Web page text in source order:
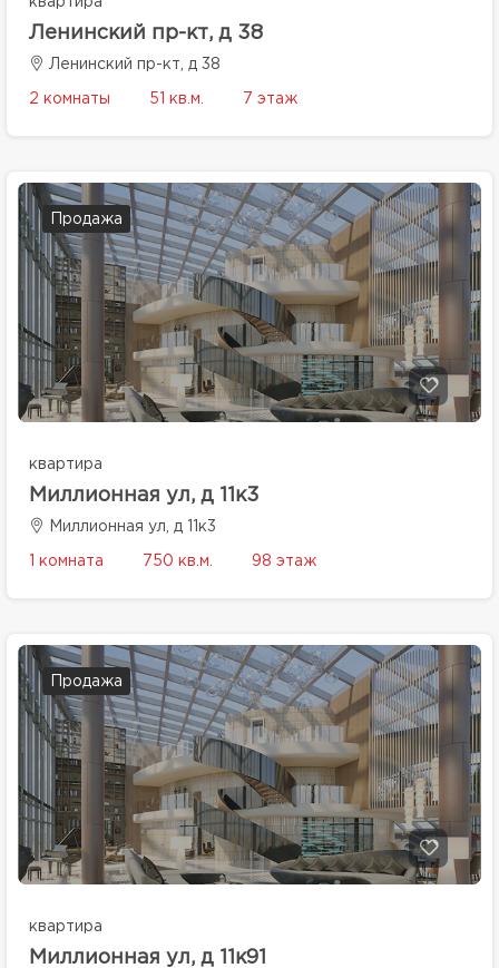
Ленинский пр-кт, д 38
Ленинский пр-кт, д 38
2 комнаты 51 кв.м. 7 этаж
Продажа
квартира
Миллионная ул, д 11к3
Миллионная ул, д 11к3
1 комната 750 кв.м. 98 этаж
Продажа
квартира
Миллионная ул, д 11к91